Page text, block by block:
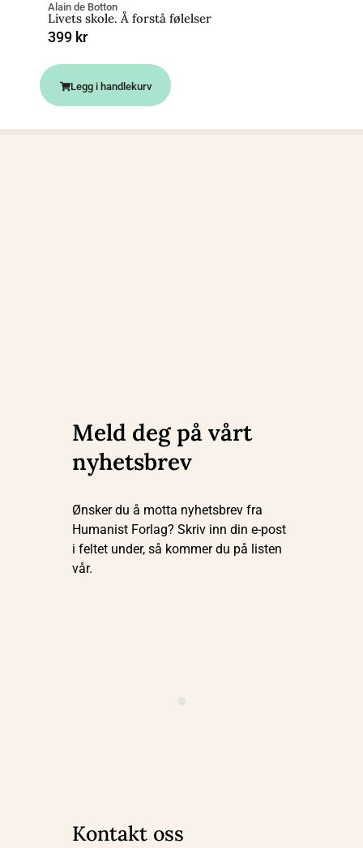
Alain de Botton
Livets skole. Å forstå følelser
399 kr
Legg i handlekurv
Meld deg på vårt
nyhetsbrev
Ønsker du å motta nyhetsbrev fra
Humanist Forlag? Skriv inn din e-post
i feltet under, så kommer du på listen
vår.
Kontakt oss